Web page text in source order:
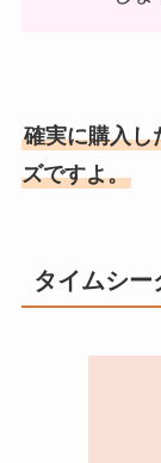
確実に購入し
ズですよ。
タイムシー